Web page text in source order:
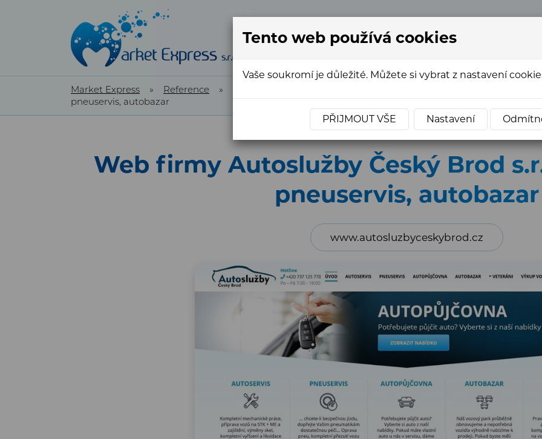
Market Express » Reference »
pneuservis, autobazar
Web firmy Autoslužby Český Brod
pneuservis, autobazar
www.autosluzbyceskybrod.cz
Tento web používá cookies
Vaše soukromí je důležité. Můžete si vybrat z nastavení
PŘIJMOUT VŠE Nastavení